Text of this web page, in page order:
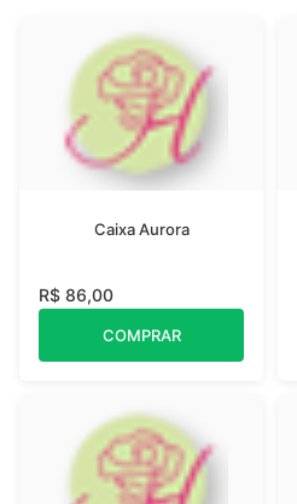
Caixa Aurora
R$ 86,00
COMPRAR